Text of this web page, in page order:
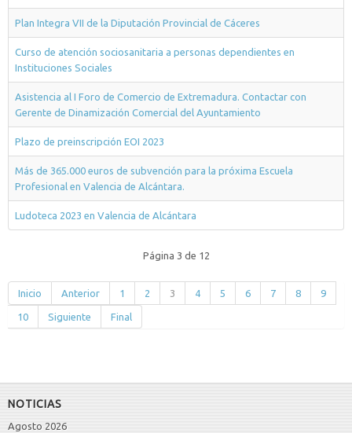
Plan Integra VII de la Diputación Provincial de Cáceres
Curso de atención sociosanitaria a personas dependientes en
Instituciones Sociales
Asistencia al I Foro de Comercio de Extremadura. Contactar con
Gerente de Dinamización Comercial del Ayuntamiento
Plazo de preinscripción EOI 2023
Más de 365.000 euros de subvención para la próxima Escuela
Profesional en Valencia de Alcántara.
Ludoteca 2023 en Valencia de Alcántara
Página 3 de 12
Inicio Anterior 1 2 3 4 5 6 7 8 9
10 Siguiente Final
NOTICIAS
Agosto 2026